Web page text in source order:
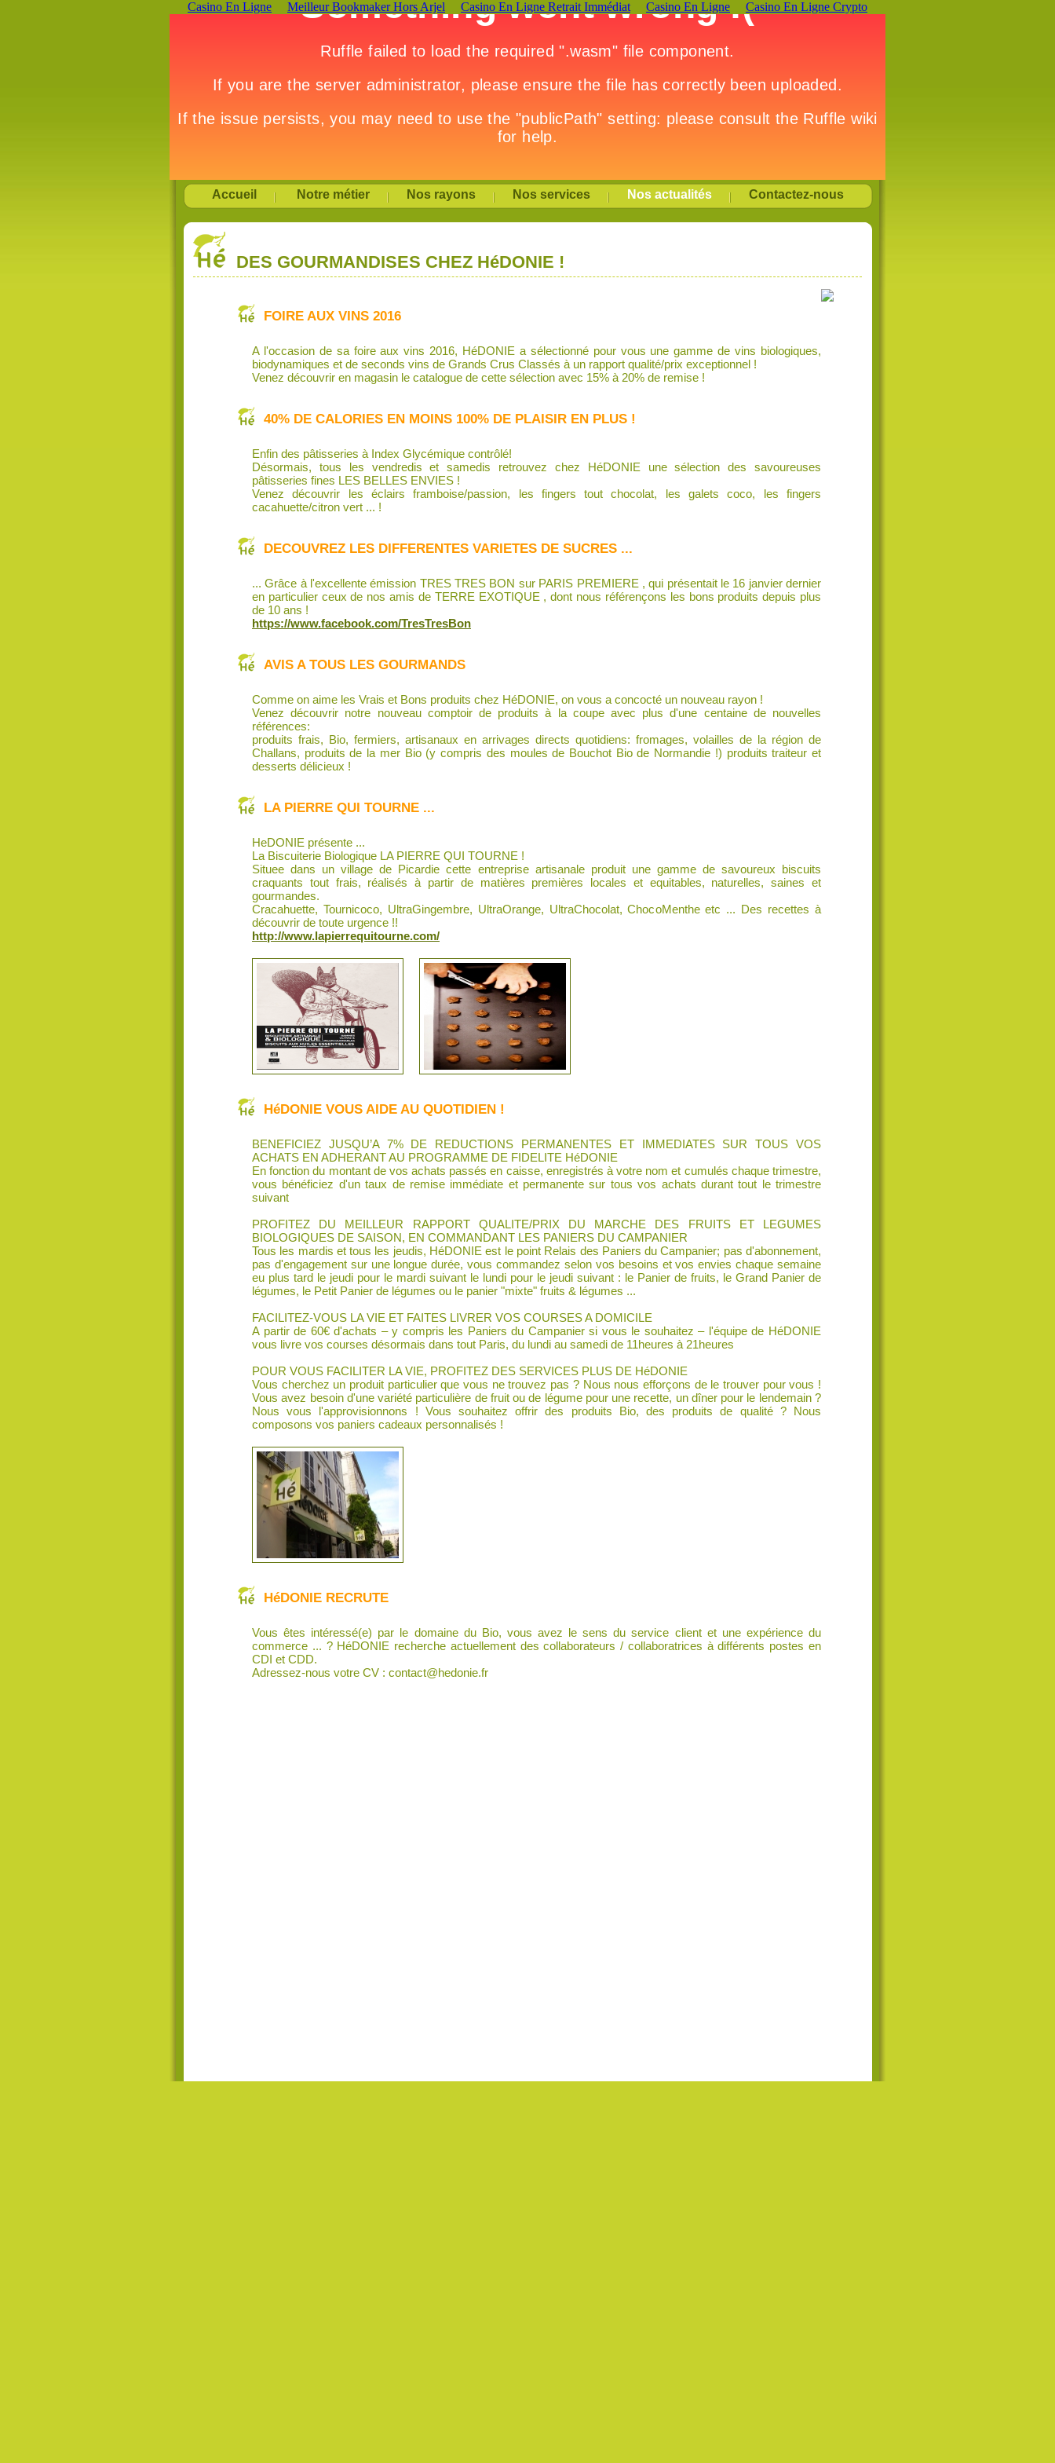
Casino En Ligne Meilleur Bookmaker Hors Arjel Casino En Ligne Retrait Immédiat Casino En Ligne Casino En Ligne Crypto
Accueil Notre métier Nos rayons Nos services Nos actualités Contactez-nous
DES GOURMANDISES CHEZ HéDONIE !
FOIRE AUX VINS 2016
A l'occasion de sa foire aux vins 2016, HéDONIE a sélectionné pour vous une gamme de vins biologiques,
biodynamiques et de seconds vins de Grands Crus Classés à un rapport qualité/prix exceptionnel !
Venez découvrir en magasin le catalogue de cette sélection avec 15% à 20% de remise !
40% DE CALORIES EN MOINS 100% DE PLAISIR EN PLUS !
Enfin des pâtisseries à Index Glycémique contrôlé!
Désormais, tous les vendredis et samedis retrouvez chez HéDONIE une sélection des savoureuses
pâtisseries fines LES BELLES ENVIES !
Venez découvrir les éclairs framboise/passion, les fingers tout chocolat, les galets coco, les fingers
cacahuette/citron vert ... !
DECOUVREZ LES DIFFERENTES VARIETES DE SUCRES ...
... Grâce à l'excellente émission TRES TRES BON sur PARIS PREMIERE , qui présentait le 16 janvier dernier
en particulier ceux de nos amis de TERRE EXOTIQUE , dont nous référençons les bons produits depuis plus
de 10 ans !
https://www.facebook.com/TresTresBon
AVIS A TOUS LES GOURMANDS
Comme on aime les Vrais et Bons produits chez HéDONIE, on vous a concocté un nouveau rayon !
Venez découvrir notre nouveau comptoir de produits à la coupe avec plus d'une centaine de nouvelles
références:
produits frais, Bio, fermiers, artisanaux en arrivages directs quotidiens: fromages, volailles de la région de
Challans, produits de la mer Bio (y compris des moules de Bouchot Bio de Normandie !) produits traiteur et
desserts délicieux !
LA PIERRE QUI TOURNE ...
HeDONIE présente ...
La Biscuiterie Biologique LA PIERRE QUI TOURNE !
Situee dans un village de Picardie cette entreprise artisanale produit une gamme de savoureux biscuits
craquants tout frais, réalisés à partir de matières premières locales et equitables, naturelles, saines et
gourmandes.
Cracahuette, Tournicoco, UltraGingembre, UltraOrange, UltraChocolat, ChocoMenthe etc ... Des recettes à
découvrir de toute urgence !!
http://www.lapierrequitourne.com/
HéDONIE VOUS AIDE AU QUOTIDIEN !
BENEFICIEZ JUSQU’A 7% DE REDUCTIONS PERMANENTES ET IMMEDIATES SUR TOUS VOS
ACHATS EN ADHERANT AU PROGRAMME DE FIDELITE HéDONIE
En fonction du montant de vos achats passés en caisse, enregistrés à votre nom et cumulés chaque trimestre,
vous bénéficiez d'un taux de remise immédiate et permanente sur tous vos achats durant tout le trimestre
suivant
PROFITEZ DU MEILLEUR RAPPORT QUALITE/PRIX DU MARCHE DES FRUITS ET LEGUMES
BIOLOGIQUES DE SAISON, EN COMMANDANT LES PANIERS DU CAMPANIER
Tous les mardis et tous les jeudis, HéDONIE est le point Relais des Paniers du Campanier; pas d'abonnement,
pas d'engagement sur une longue durée, vous commandez selon vos besoins et vos envies chaque semaine
eu plus tard le jeudi pour le mardi suivant le lundi pour le jeudi suivant : le Panier de fruits, le Grand Panier de
légumes, le Petit Panier de légumes ou le panier "mixte" fruits & légumes ...
FACILITEZ-VOUS LA VIE ET FAITES LIVRER VOS COURSES A DOMICILE
A partir de 60€ d'achats – y compris les Paniers du Campanier si vous le souhaitez – l'équipe de HéDONIE
vous livre vos courses désormais dans tout Paris, du lundi au samedi de 11heures à 21heures
POUR VOUS FACILITER LA VIE, PROFITEZ DES SERVICES PLUS DE HéDONIE
Vous cherchez un produit particulier que vous ne trouvez pas ? Nous nous efforçons de le trouver pour vous !
Vous avez besoin d'une variété particulière de fruit ou de légume pour une recette, un dîner pour le lendemain ?
Nous vous l'approvisionnons ! Vous souhaitez offrir des produits Bio, des produits de qualité ? Nous
composons vos paniers cadeaux personnalisés !
HéDONIE RECRUTE
Vous êtes intéressé(e) par le domaine du Bio, vous avez le sens du service client et une expérience du
commerce ... ? HéDONIE recherche actuellement des collaborateurs / collaboratrices à différents postes en
CDI et CDD.
Adressez-nous votre CV : contact@hedonie.fr